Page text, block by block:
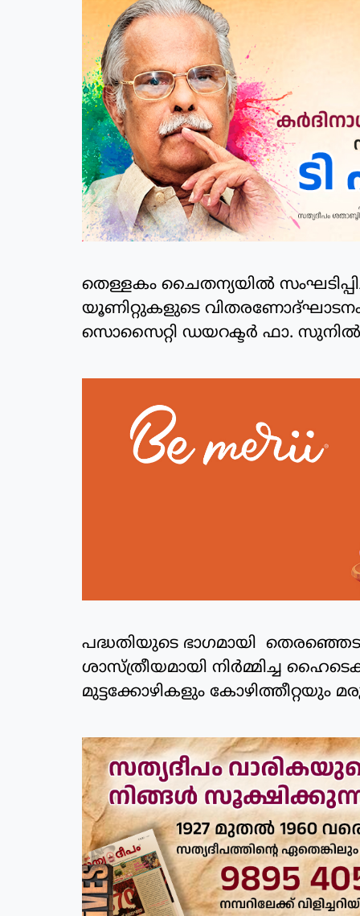
തെള്ളകം ചൈതന്യയില്‍
യൂണിറ്റുകളുടെ
സൊസൈറ്റി ഡയറക്ടര്‍ ഫാ. സുനില്‍
പദ്ധതിയുടെ ഭാഗമായി
ശാസ്ത്രീയമായി നിര്‍മ്മിച്ച
മുട്ടക്കോഴികളും കോഴിത്തീറ്റയും